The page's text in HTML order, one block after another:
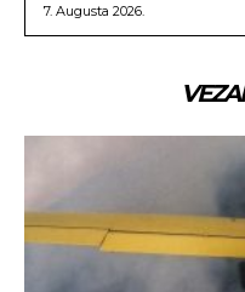
7. Augusta 2026.